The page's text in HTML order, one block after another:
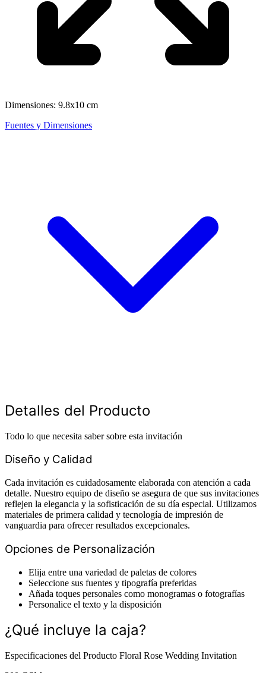
Dimensiones: 9.8x10 cm
Fuentes y Dimensiones
Detalles del Producto
Todo lo que necesita saber sobre esta invitación
Diseño y Calidad
Cada invitación es cuidadosamente elaborada con atención a cada
detalle. Nuestro equipo de diseño se asegura de que sus invitaciones
reflejen la elegancia y la sofisticación de su día especial. Utilizamos
materiales de primera calidad y tecnología de impresión de
vanguardia para ofrecer resultados excepcionales.
Opciones de Personalización
Elija entre una variedad de paletas de colores
Seleccione sus fuentes y tipografía preferidas
Añada toques personales como monogramas o fotografías
Personalice el texto y la disposición
¿Qué incluye la caja?
Especificaciones del Producto Floral Rose Wedding Invitation